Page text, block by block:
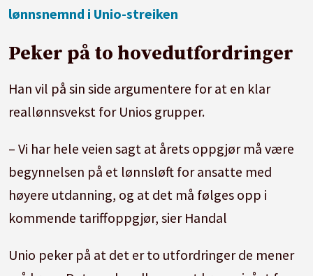
lønnsnemnd i Unio-streiken
Peker på to hovedutfordringer
Han vil på sin side argumentere for at en klar
reallønnsvekst for Unios grupper.
– Vi har hele veien sagt at årets oppgjør må være
begynnelsen på et lønnsløft for ansatte med
høyere utdanning, og at det må følges opp i
kommende tariffoppgjør, sier Handal
Unio peker på at det er to utfordringer de mener